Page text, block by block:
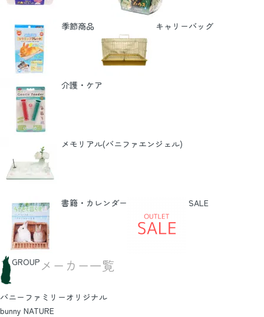
季節商品 キャリーバッグ
介護・ケア
メモリアル(バニファエンジェル)
書籍・カレンダー SALE
GROUP メーカー一覧
バニーファミリーオリジナル
bunny NATURE